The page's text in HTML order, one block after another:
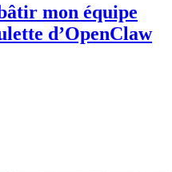
mon équipe
d’OpenClaw